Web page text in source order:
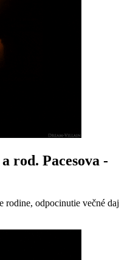
rod. Pacesova -
rodine, odpocinutie večné daj